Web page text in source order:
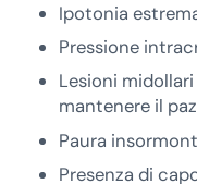
Ipotonia
Pressione
Lesioni
mantenere il
Paura
Presenza di